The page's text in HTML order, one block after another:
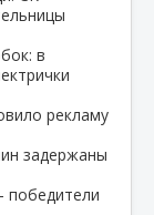
в
рекламу
задержаны
победители